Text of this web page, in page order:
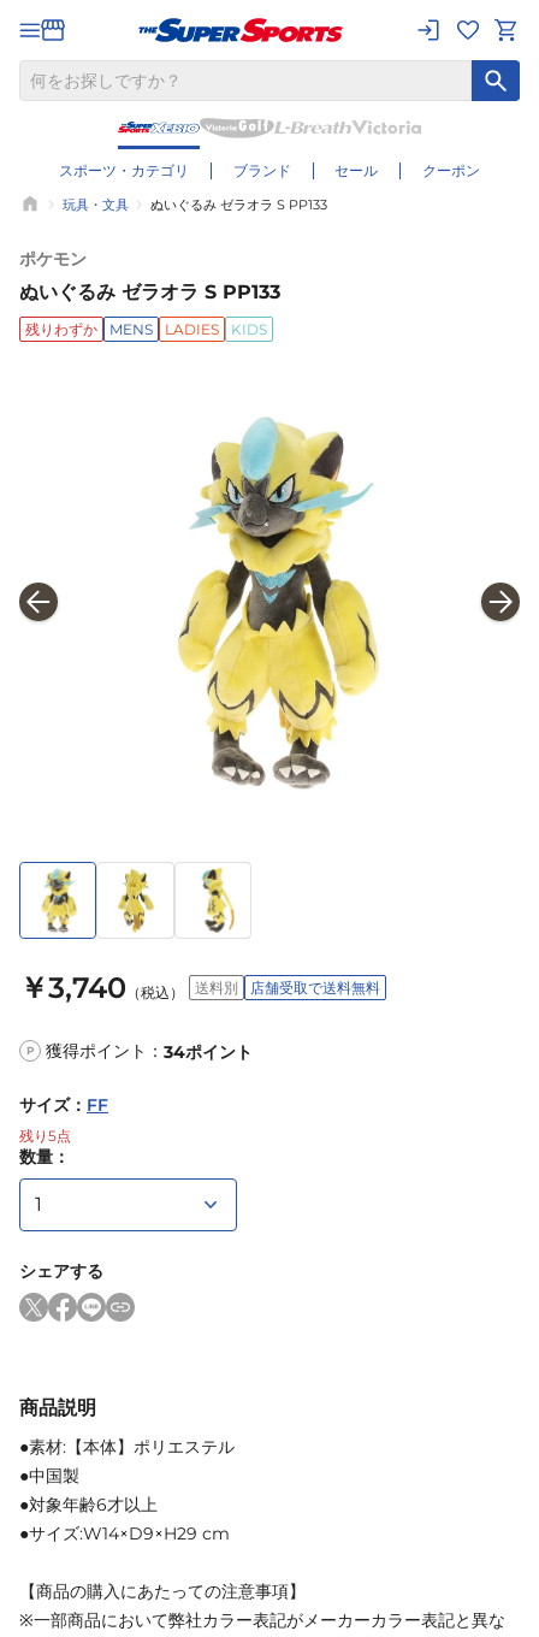
スポーツ・カテゴリ ブランド セール クーポン
玩具・文具 ぬいぐるみ ゼラオラ S PP133
ポケモン
ぬいぐるみ ゼラオラ S PP133
残りわずか MENS LADIES KIDS
￥3,740 （税込） 送料別 店舗受取で送料無料
P 獲得ポイント： 34ポイント
サイズ： FF
残り 5点
数量：
シェアする
商品説明
●素材:【本体】ポリエステル
●中国製
●対象年齢6才以上
●サイズ:W14×D9×H29 cm
【商品の購入にあたっての注意事項】
※一部商品において弊社カラー表記がメーカーカラー表記と異な